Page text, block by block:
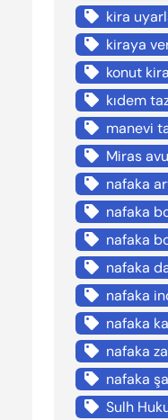
kira
kiraya
konut
kıdem
manevi
Miras
nafaka
nafaka
nafaka
nafaka
nafaka
nafaka
nafaka
nafaka
Sulh